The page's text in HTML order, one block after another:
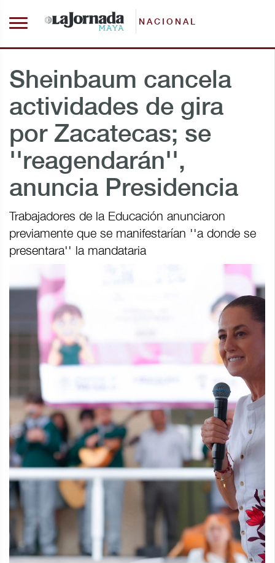
NACIONAL
Sheinbaum cancela
actividades de gira
por Zacatecas; se
''reagendarán'',
anuncia Presidencia
Trabajadores de la Educación anunciaron
previamente que se manifestarían ''a donde se
presentara'' la mandataria